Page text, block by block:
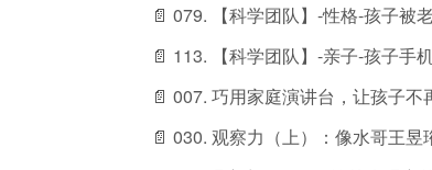
📄 079. 【科学团队】-性格-孩子被
📄 113. 【科学团队】-亲子-孩子手
📄 007. 巧用家庭演讲台，让孩子不
📄 030. 观察力（上）：像水哥王